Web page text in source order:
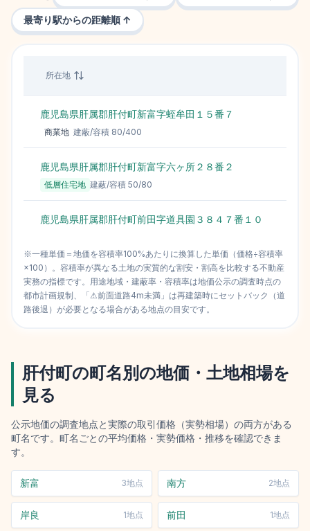
最寄り駅からの距離順 ↑
所在地
鹿児島県肝属郡肝付町新富字蛭牟田１５番７
商業地 建蔽/容積 80/400
鹿児島県肝属郡肝付町新富字六ヶ所２８番２
低層住宅地 建蔽/容積 50/80
鹿児島県肝属郡肝付町前田字道具園３８４７番１０
※一種単価＝地価を容積率100%あたりに換算した単価（価格÷容積率
×100）。容積率が異なる土地の実質的な割安・割高を比較する不動産
実務の指標です。用途地域・建蔽率・容積率は地価公示の調査時点の
都市計画規制、「⚠前面道路4m未満」は再建築時にセットバック（道
路後退）が必要となる場合がある地点の目安です。
肝付町の町名別の地価・土地相場を
見る
公示地価の調査地点と実際の取引価格（実勢相場）の両方がある
町名です。町名ごとの平均価格・実勢価格・推移を確認できま
す。
新富 3地点 南方 2地点
岸良 1地点 前田 1地点